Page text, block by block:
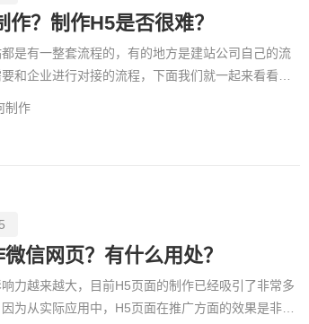
作？制作H5是否很难？
是有一整套流程的，有的地方是建站公司自己的流
和企业进行对接的流程，下面我们就一起来看看企
制作
信网页？有什么用处？
力越来越大，目前H5页面的制作已经吸引了非常多
为从实际应用中，H5页面在推广方面的效果是非常